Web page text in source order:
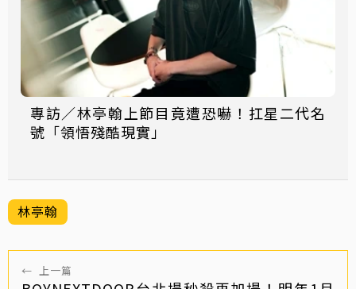
專訪／林亭翰上節目竟遭恐嚇！扛星二代名
號「領悟殘酷現實」
林亭翰
← 上一篇